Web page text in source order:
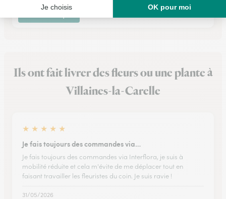
Ils ont fait livrer des fleurs ou une plante à
Villaines-la-Carelle
★ ★ ★ ★ ★
Je fais toujours des commandes via…
Je fais toujours des commandes via Interflora, je suis à
mobilité réduite et cela m'évite de me déplacer tout en
faisant travailler les fleuristes du coin. Je suis ravie !
31/05/2026